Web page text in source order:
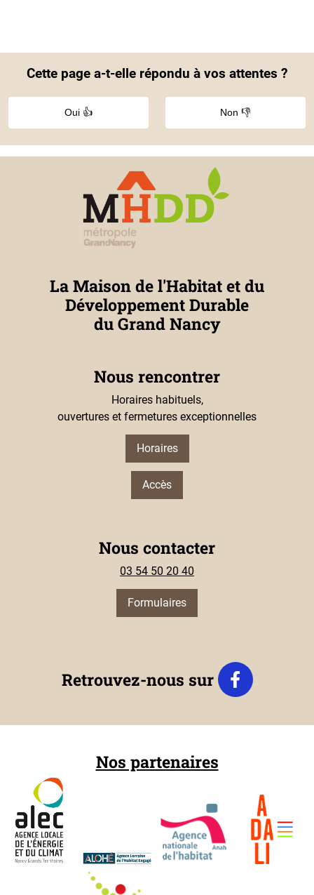
Cette page a-t-elle répondu à vos attentes ?
Oui 👍 Non 👎
La Maison de l'Habitat et du
Développement Durable
du Grand Nancy
Nous rencontrer
Horaires habituels,
ouvertures et fermetures exceptionnelles
Horaires
Accès
Nous contacter
03 54 50 20 40
Formulaires
Retrouvez-nous sur
Nos partenaires